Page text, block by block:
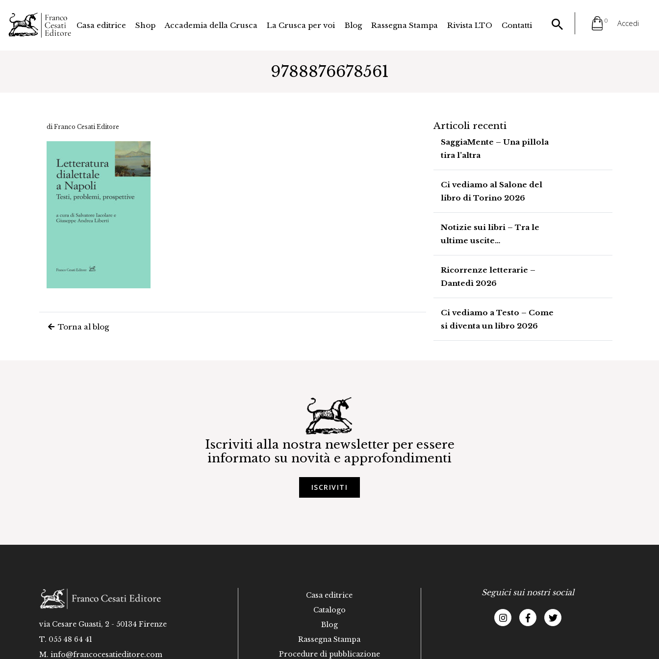
Casa editrice Shop Accademia della Crusca La Crusca per voi Blog Rassegna Stampa Rivista LTO Contatti
0 Accedi
9788876678561
di Franco Cesati Editore
Torna al blog
Articoli recenti
SaggiaMente – Una pillola
tira l’altra
Ci vediamo al Salone del
libro di Torino 2026
Notizie sui libri – Tra le
ultime uscite…
Ricorrenze letterarie –
Dantedì 2026
Ci vediamo a Testo – Come
si diventa un libro 2026
Iscriviti alla nostra newsletter per essere
informato su novità e approfondimenti
ISCRIVITI
via Cesare Guasti, 2 - 50134 Firenze
T. 055 48 64 41
M. info@francocesatieditore.com
Casa editrice
Catalogo
Blog
Rassegna Stampa
Procedure di pubblicazione
Seguici sui nostri social